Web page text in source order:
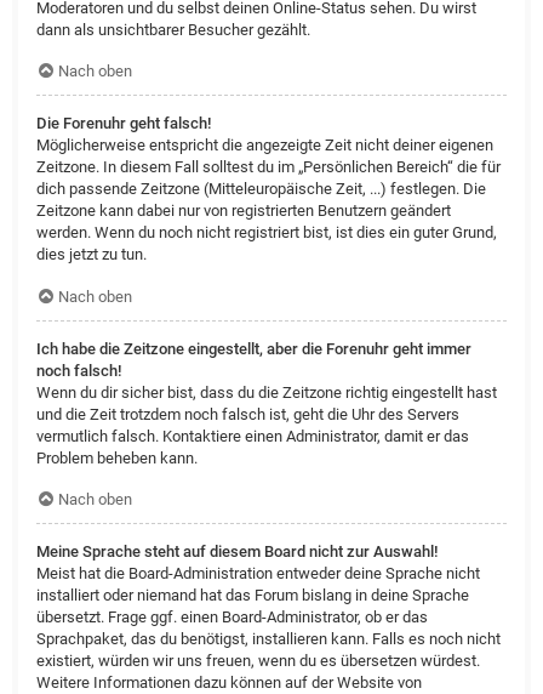
Moderatoren und du selbst deinen Online-Status sehen. Du wirst
dann als unsichtbarer Besucher gezählt.
Nach oben
Die Forenuhr geht falsch!
Möglicherweise entspricht die angezeigte Zeit nicht deiner eigenen
Zeitzone. In diesem Fall solltest du im „Persönlichen Bereich“ die für
dich passende Zeitzone (Mitteleuropäische Zeit, ...) festlegen. Die
Zeitzone kann dabei nur von registrierten Benutzern geändert
werden. Wenn du noch nicht registriert bist, ist dies ein guter Grund,
dies jetzt zu tun.
Nach oben
Ich habe die Zeitzone eingestellt, aber die Forenuhr geht immer
noch falsch!
Wenn du dir sicher bist, dass du die Zeitzone richtig eingestellt hast
und die Zeit trotzdem noch falsch ist, geht die Uhr des Servers
vermutlich falsch. Kontaktiere einen Administrator, damit er das
Problem beheben kann.
Nach oben
Meine Sprache steht auf diesem Board nicht zur Auswahl!
Meist hat die Board-Administration entweder deine Sprache nicht
installiert oder niemand hat das Forum bislang in deine Sprache
übersetzt. Frage ggf. einen Board-Administrator, ob er das
Sprachpaket, das du benötigst, installieren kann. Falls es noch nicht
existiert, würden wir uns freuen, wenn du es übersetzen würdest.
Weitere Informationen dazu können auf der Website von